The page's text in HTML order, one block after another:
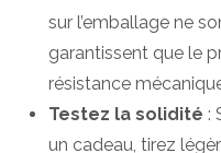
sur l’emballage ne
garantissent que le
résistance
Testez la solidité :
un cadeau, tirez